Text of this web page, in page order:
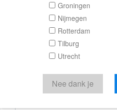
Verstuur je
Door een bericht te sturen
aanbieder of makelaar van de
Groningen
Nijmegen
Rotterdam
Tilburg
Utrecht
Nee dank je